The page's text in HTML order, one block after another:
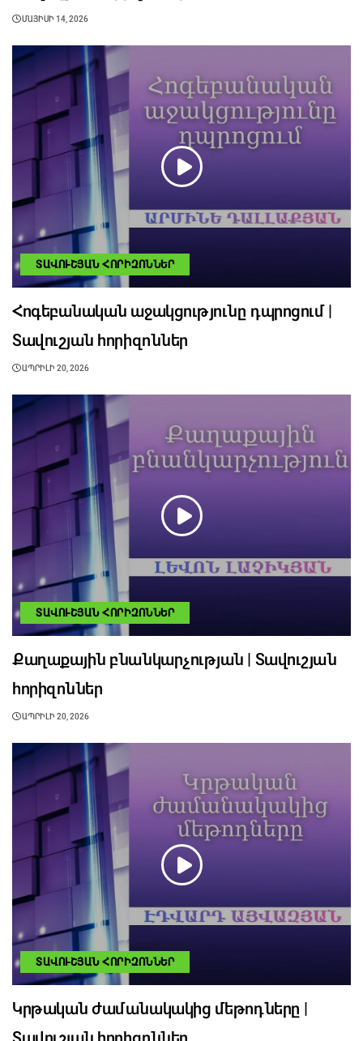
ՄԱՅԻՍԻ 14, 2026
ՏԱՎՈՒՇՅԱՆ ՀՈՐԻԶՈՆՆԵՐ
Հոգեբանական աջակցությունը դպրոցում |
Տավուշյան հորիզոններ
ԱՊՐԻԼԻ 20, 2026
ՏԱՎՈՒՇՅԱՆ ՀՈՐԻԶՈՆՆԵՐ
Քաղաքային բնանկարչության | Տավուշյան
հորիզոններ
ԱՊՐԻԼԻ 20, 2026
ՏԱՎՈՒՇՅԱՆ ՀՈՐԻԶՈՆՆԵՐ
Կրթական ժամանակակից մեթոդները |